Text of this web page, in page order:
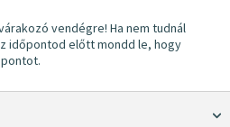
vendégre! Ha nem tudnál
időpontod előtt mondd le, hogy